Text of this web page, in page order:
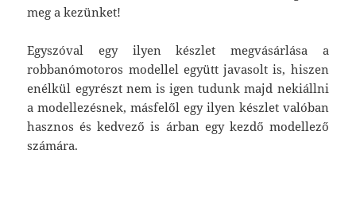
meg a kezünket!
Egyszóval egy ilyen készlet megvásárlása a
robbanómotoros modellel együtt javasolt is, hiszen
enélkül egyrészt nem is igen tudunk majd nekiállni
a modellezésnek, másfelől egy ilyen készlet valóban
hasznos és kedvező is árban egy kezdő modellező
számára.